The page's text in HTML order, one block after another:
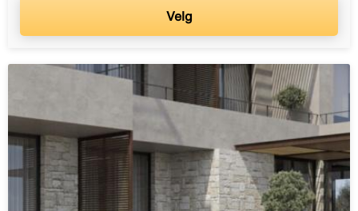
Velg